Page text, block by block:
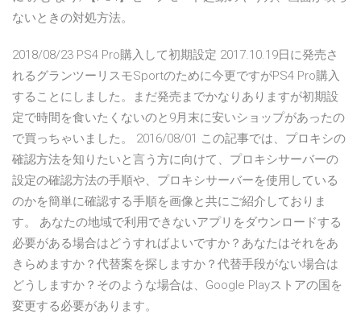
ないときの対処方法。
2018/08/23 PS4 Pro購入して初期設定 2017.10.19日に発売さ
れるグランツーリスモSportのために今更ですがPS4 Pro購入
することにしました。まだ発売までかなりありますが初期設
定で時間を食いたくないのと9月末に安いショップがあったの
で買っちゃいました。 2016/08/01 この記事では、プロキシの
確認方法を知りたいと言う方に向けて、プロキシサーバーの
設定の確認方法の手順や、プロキシサーバーを使用している
のかを簡単に確認する手順を画像と共にご紹介しておりま
す。 あなたの地域で利用できないアプリをダウンロードする
必要がある場合はどうすればよいですか？あなたはそれをあ
きらめますか？代替案を探しますか？代替手段がない場合は
どうしますか？そのような場合は、Google Playストアの国を
変更する必要があります。